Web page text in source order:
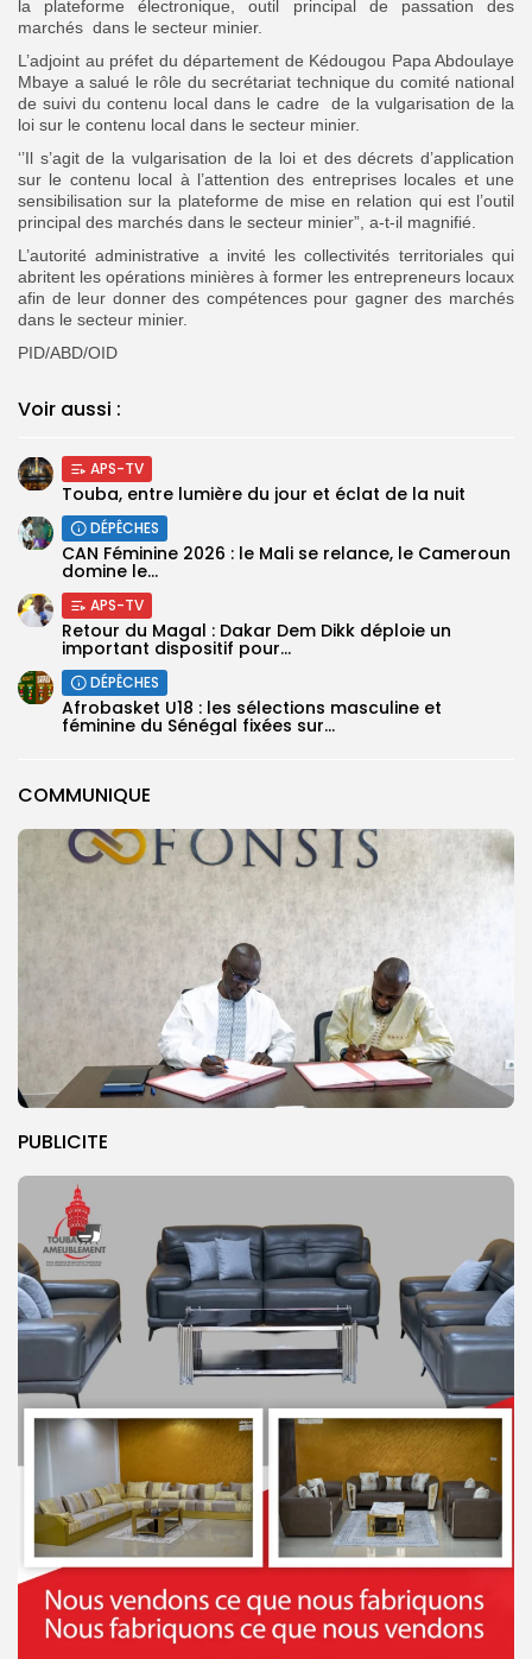
COMMUNIQUE
PUBLICITE
la plateforme électronique, outil principal de passation des
marchés dans le secteur minier.
L’adjoint au préfet du département de Kédougou Papa Abdoulaye
Mbaye a salué le rôle du secrétariat technique du comité national
de suivi du contenu local dans le cadre de la vulgarisation de la
loi sur le contenu local dans le secteur minier.
‘’Il s’agit de la vulgarisation de la loi et des décrets d’application
sur le contenu local à l’attention des entreprises locales et une
sensibilisation sur la plateforme de mise en relation qui est l’outil
principal des marchés dans le secteur minier”, a-t-il magnifié.
L’autorité administrative a invité les collectivités territoriales qui
abritent les opérations minières à former les entrepreneurs locaux
afin de leur donner des compétences pour gagner des marchés
dans le secteur minier.
PID/ABD/OID
Voir aussi :
APS-TV
Touba, entre lumière du jour et éclat de la nuit
DÉPÊCHES
‎CAN Féminine 2026 : le Mali se relance, le Cameroun
domine le...
APS-TV
Retour du Magal : Dakar Dem Dikk déploie un
important dispositif pour...
DÉPÊCHES
‎Afrobasket U18 : les sélections masculine et
féminine du Sénégal fixées sur...